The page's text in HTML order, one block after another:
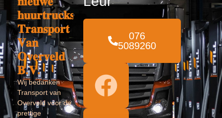
𝐡𝐮𝐮𝐫𝐭𝐫𝐮𝐜𝐤𝐬
𝐓𝐫𝐚𝐧𝐬𝐩𝐨𝐫𝐭
𝐕𝐚𝐧
𝐎𝐯𝐞𝐫𝐯𝐞𝐥𝐝
𝐁.𝐕.
Wij bedanken
Transport van
Overveld voor de
prettige
076
5089260